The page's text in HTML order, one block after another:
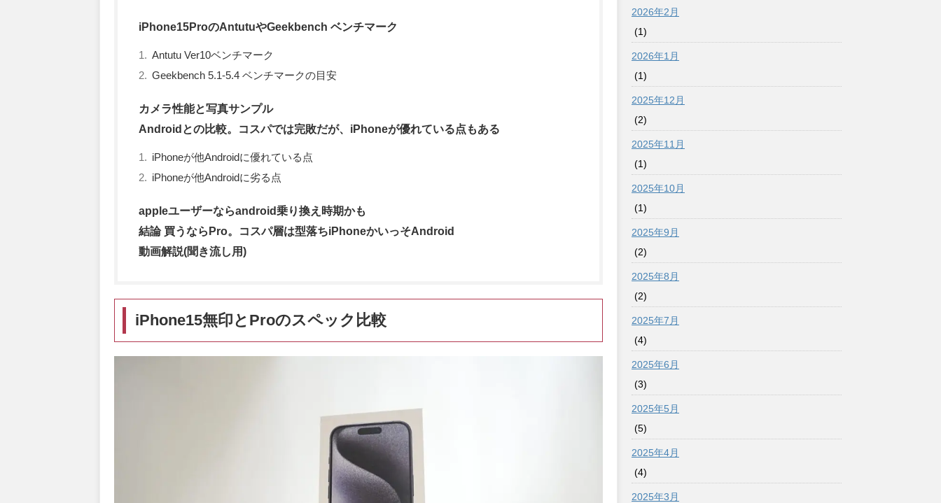
iPhone15ProのAntutuやGeekbench ベンチマーク
Antutu Ver10ベンチマーク
Geekbench 5.1-5.4 ベンチマークの目安
カメラ性能と写真サンプル
Androidとの比較。コスパでは完敗だが、iPhoneが優れている点もある
iPhoneが他Androidに優れている点
iPhoneが他Androidに劣る点
appleユーザーならandroid乗り換え時期かも
結論 買うならPro。コスパ層は型落ちiPhoneかいっそAndroid
動画解説(聞き流し用)
iPhone15無印とProのスペック比較
2026年2月
(1)
2026年1月
(1)
2025年12月
(2)
2025年11月
(1)
2025年10月
(1)
2025年9月
(2)
2025年8月
(2)
2025年7月
(4)
2025年6月
(3)
2025年5月
(5)
2025年4月
(4)
2025年3月